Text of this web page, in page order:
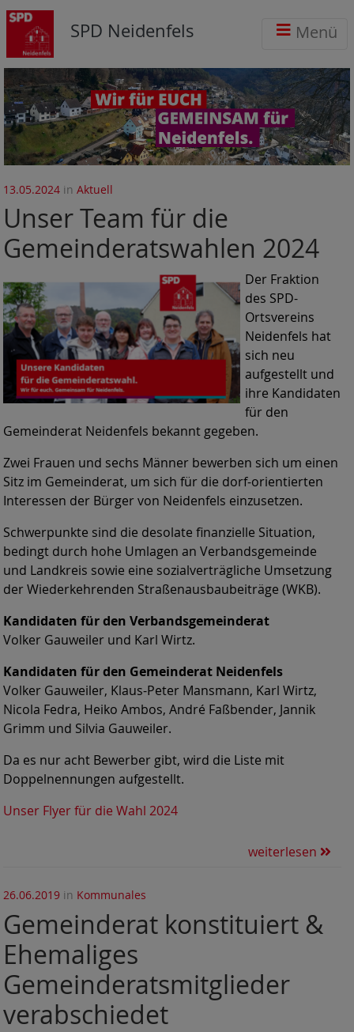
SPD Neidenfels Menü
13.05.2024 in Aktuell
Unser Team für die
Gemeinderatswahlen 2024
Der Fraktion
des SPD-
Ortsvereins
Neidenfels hat
sich neu
aufgestellt und
ihre Kandidaten
für den
Gemeinderat Neidenfels bekannt gegeben.
Zwei Frauen und sechs Männer bewerben sich um einen
Sitz im Gemeinderat, um sich für die dorf-orientierten
Interessen der Bürger von Neidenfels einzusetzen.
Schwerpunkte sind die desolate finanzielle Situation,
bedingt durch hohe Umlagen an Verbandsgemeinde
und Landkreis sowie eine sozialverträgliche Umsetzung
der Wiederkehrenden Straßenausbaubeiträge (WKB).
Kandidaten für den Verbandsgemeinderat
Volker Gauweiler und Karl Wirtz.
Kandidaten für den Gemeinderat Neidenfels
Volker Gauweiler, Klaus-Peter Mansmann, Karl Wirtz,
Nicola Fedra, Heiko Ambos, André Faßbender, Jannik
Grimm und Silvia Gauweiler.
Da es nur acht Bewerber gibt, wird die Liste mit
Doppelnennungen aufgestellt.
Unser Flyer für die Wahl 2024
weiterlesen
26.06.2019 in Kommunales
Gemeinderat konstituiert &
Ehemaliges
Gemeinderatsmitglieder
verabschiedet